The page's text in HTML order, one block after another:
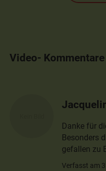
Video- Kommentare
Danke für
Besonders
gefallen zu
Verfasst am